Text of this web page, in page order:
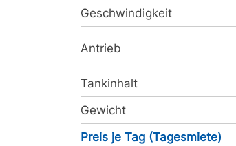
Geschwindigkeit
Antrieb
Tankinhalt
Gewicht
Preis je Tag (Tagesmiete)